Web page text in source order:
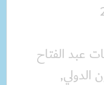
عبد الفتاح
الدولي,